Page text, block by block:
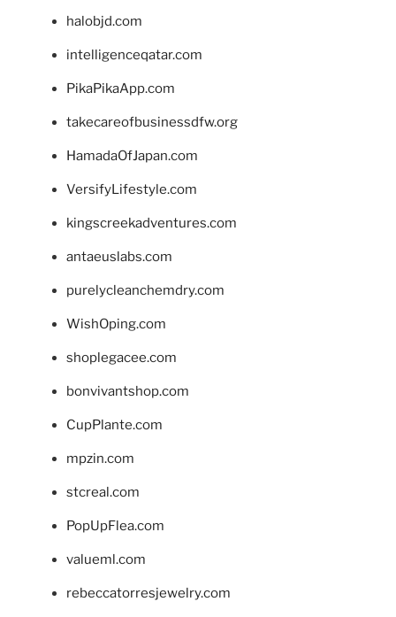
halobjd.com
intelligenceqatar.com
PikaPikaApp.com
takecareofbusinessdfw.org
HamadaOfJapan.com
VersifyLifestyle.com
kingscreekadventures.com
antaeuslabs.com
purelycleanchemdry.com
WishOping.com
shoplegacee.com
bonvivantshop.com
CupPlante.com
mpzin.com
stcreal.com
PopUpFlea.com
valueml.com
rebeccatorresjewelry.com